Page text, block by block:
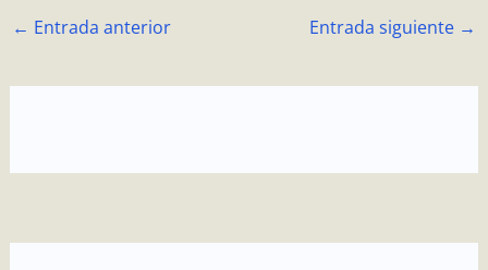
← Entrada anterior Entrada siguiente →